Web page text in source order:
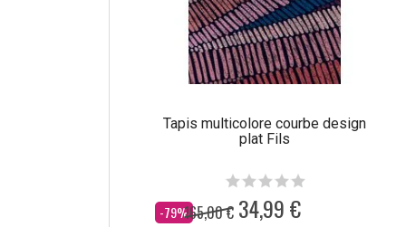
Tapis multicolore courbe design
plat Fils
-79%
Dès 165,00 € 34,99 €